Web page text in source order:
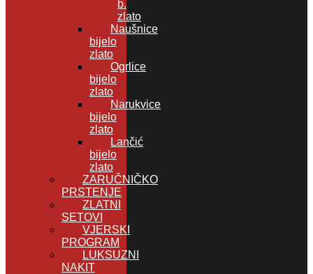
b.
zlato
Naušnice
bijelo
zlato
Ogrlice
bijelo
zlato
Narukvice
bijelo
zlato
Lančić
bijelo
zlato
ZARUČNIČKO
PRSTENJE
ZLATNI
SETOVI
VJERSKI
PROGRAM
LUKSUZNI
NAKIT